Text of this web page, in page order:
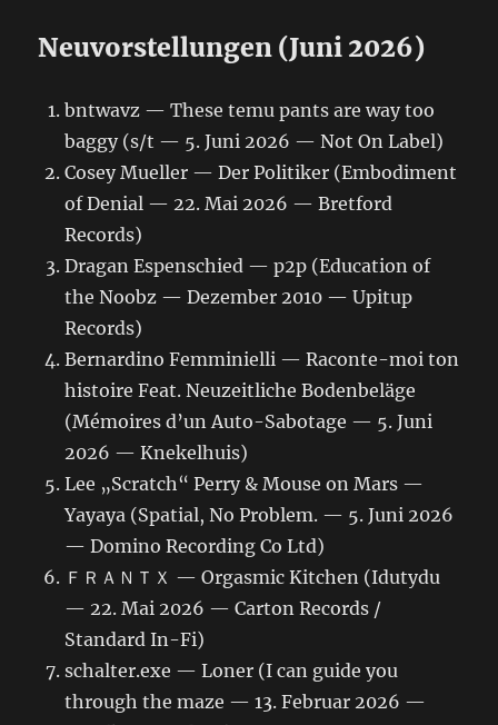
Neuvorstellungen (Juni 2026)
bntwavz — These temu pants are way too
baggy (s/t — 5. Juni 2026 — Not On Label)
Cosey Mueller — Der Politiker (Embodiment
of Denial — 22. Mai 2026 — Bretford
Records)
Dragan Espenschied — p2p (Education of
the Noobz — Dezember 2010 — Upitup
Records)
Bernardino Femminielli — Raconte-moi ton
histoire Feat. Neuzeitliche Bodenbeläge
(Mémoires d’un Auto-Sabotage — 5. Juni
2026 — Knekelhuis)
Lee „Scratch“ Perry & Mouse on Mars —
Yayaya (Spatial, No Problem. — 5. Juni 2026
— Domino Recording Co Ltd)
ＦＲＡＮＴＸ — Orgasmic Kitchen (Idutydu
— 22. Mai 2026 — Carton Records /
Standard In-Fi)
schalter.exe — Loner (I can guide you
through the maze — 13. Februar 2026 —